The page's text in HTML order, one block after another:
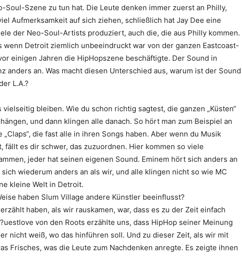
Soul-Szene zu tun hat. Die Leute denken immer zuerst an Philly,
Aufmerksamkeit auf sich ziehen, schließlich hat Jay Dee eine
der Neo-Soul-Artists produziert, auch die, die aus Philly kommen.
wenn Detroit ziemlich unbeeindruckt war von der ganzen Eastcoast-
einigen Jahren die HipHopszene beschäftigte. Der Sound in
anders an. Was macht diesen Unterschied aus, warum ist der Sound
L.A.?
bleiben. Wie du schon richtig sagtest, die ganzen „Küsten“
und dann klingen alle danach. So hört man zum Beispiel an
„Claps“, die fast alle in ihren Songs haben. Aber wenn du Musik
fällt es dir schwer, das zuzuordnen. Hier kommen so viele
jeder hat seinen eigenen Sound. Eminem hört sich anders an
wiederum anders an als wir, und alle klingen nicht so wie MC
kleine Welt in Detroit.
haben Slum Village andere Künstler beeinflusst?
haben, als wir rauskamen, war, dass es zu der Zeit einfach
von den Roots erzählte uns, dass HipHop seiner Meinung
nicht weiß, wo das hinführen soll. Und zu dieser Zeit, als wir mit
Frisches, was die Leute zum Nachdenken anregte. Es zeigte ihnen